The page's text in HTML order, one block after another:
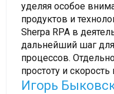
уделяя особое
продуктов и
Sherpa RPA в
дальнейший шаг
процессов.
простоту и
Игорь